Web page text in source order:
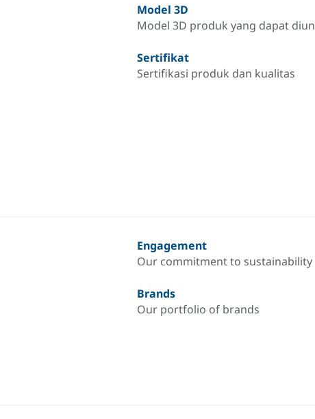
Model 3D
Model 3D produk yang dapat
Sertifikat
Sertifikasi produk dan kualitas
Engagement
Our commitment to sustainability
Brands
Our portfolio of brands